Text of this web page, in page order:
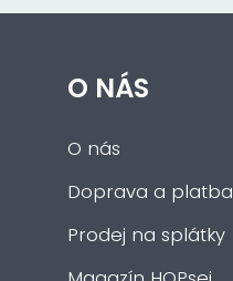
O NÁS
O nás
Doprava a platba
Prodej na splátky